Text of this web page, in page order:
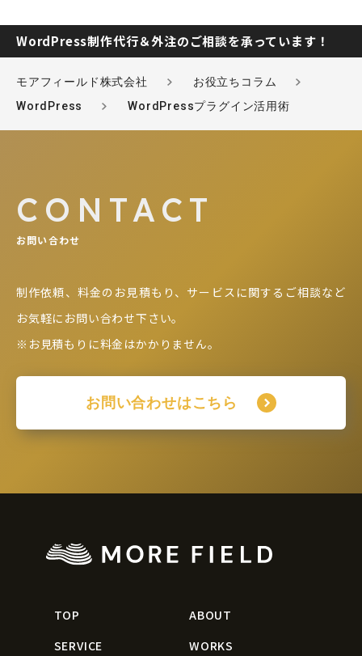
送
り
WordPress制作代行＆外注のご相談を承っています！
モアフィールド株式会社
お役立ちコラム
WordPress
WordPressプラグイン活用術
CONTACT
お問い合わせ
制作依頼、料金のお見積もり、サービスに関するご相談など
お気軽にお問い合わせ下さい。
※お見積もりに料金はかかりません。
お問い合わせはこちら
TOP
ABOUT
SERVICE
WORKS